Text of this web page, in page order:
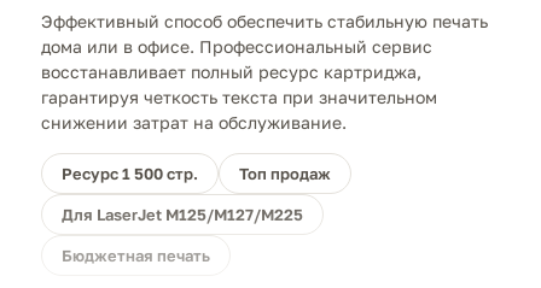
Эффективный способ обеспечить стабильную печать
дома или в офисе. Профессиональный сервис
восстанавливает полный ресурс картриджа,
гарантируя четкость текста при значительном
снижении затрат на обслуживание.
Ресурс 1 500 стр. Топ продаж
Для LaserJet M125/M127/M225
Бюджетная печать